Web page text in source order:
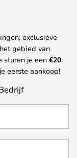
exclusieve
gebied van
sturen je een €20
eerste aankoop!